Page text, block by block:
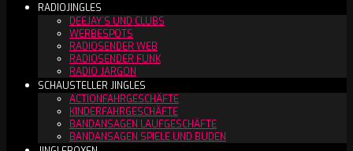
RADIOJINGLES
DEEJAY´S UND CLUBS
WERBESPOTS
RADIOSENDER WEB
RADIOSENDER FUNK
RADIO JARGON
SCHAUSTELLER JINGLES
ACTIONFAHRGESCHÄFTE
KINDERFAHRGESCHÄFTE
BANDANSAGEN LAUFGESCHÄFTE
BANDANSAGEN SPIELE UND BUDEN